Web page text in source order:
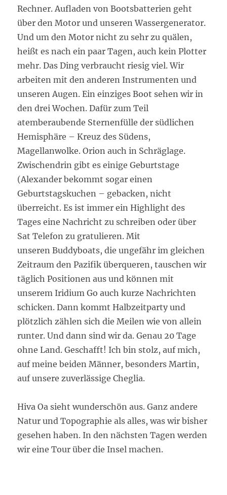
Rechner. Aufladen von Bootsbatterien geht
über den Motor und unseren Wassergenerator.
Und um den Motor nicht zu sehr zu quälen,
heißt es nach ein paar Tagen, auch kein Plotter
mehr. Das Ding verbraucht riesig viel. Wir
arbeiten mit den anderen Instrumenten und
unseren Augen. Ein einziges Boot sehen wir in
den drei Wochen. Dafür zum Teil
atemberaubende Sternenfülle der südlichen
Hemisphäre – Kreuz des Südens,
Magellanwolke. Orion auch in Schräglage.
Zwischendrin gibt es einige Geburtstage
(Alexander bekommt sogar einen
Geburtstagskuchen – gebacken, nicht
überreicht. Es ist immer ein Highlight des
Tages eine Nachricht zu schreiben oder über
Sat Telefon zu gratulieren. Mit
unseren Buddyboats, die ungefähr im gleichen
Zeitraum den Pazifik überqueren, tauschen wir
täglich Positionen aus und können mit
unserem Iridium Go auch kurze Nachrichten
schicken. Dann kommt Halbzeitparty und
plötzlich zählen sich die Meilen wie von allein
runter. Und dann sind wir da. Genau 20 Tage
ohne Land. Geschafft! Ich bin stolz, auf mich,
auf meine beiden Männer, besonders Martin,
auf unsere zuverlässige Cheglia.
Hiva Oa sieht wunderschön aus. Ganz andere
Natur und Topographie als alles, was wir bisher
gesehen haben. In den nächsten Tagen werden
wir eine Tour über die Insel machen.